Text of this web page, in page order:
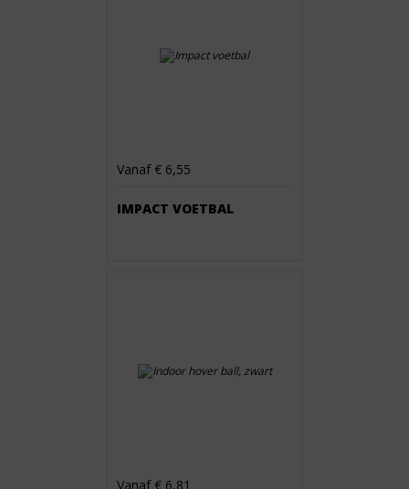
Vanaf € 6,55
IMPACT VOETBAL
Vanaf € 6,81